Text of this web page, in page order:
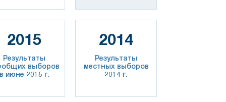
2015
Результаты
выборов
в июне 2015 г.
2014
Результаты
местных выборов
2014 г.